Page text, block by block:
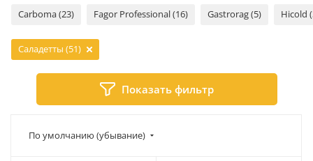
Carboma (23) Fagor Professional (16) Gastrorag (5) Hicold
Саладетты (51)
Показать фильтр
По умолчанию (убывание)